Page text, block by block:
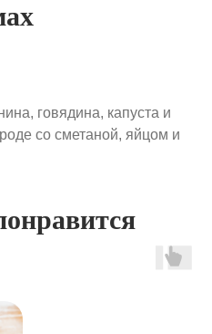
говядина, капуста и
со сметаной, яйцом и